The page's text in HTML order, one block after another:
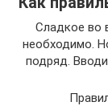
Сладкое во
необходимо.
подряд.